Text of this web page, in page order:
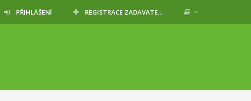
PŘIHLÁŠENÍ REGISTRACE ZADAVATELE